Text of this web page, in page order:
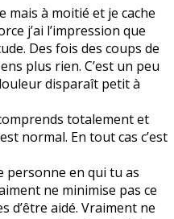
mais à moitié et je cache
j’ai l’impression que
Des fois des coups de
plus rien. C’est un peu
disparaît petit à
totalement et
normal. En tout cas c’est
personne en qui tu as
ne minimise pas ce
d’être aidé. Vraiment ne